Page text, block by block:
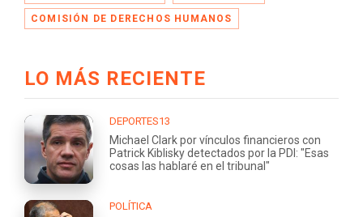
COMISIÓN DE DERECHOS HUMANOS
LO MÁS RECIENTE
DEPORTES13
Michael Clark por vínculos financieros con
Patrick Kiblisky detectados por la PDI: "Esas
cosas las hablaré en el tribunal"
POLÍTICA